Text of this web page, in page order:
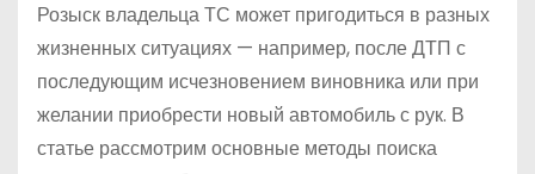
Розыск владельца ТС может пригодиться в разных
жизненных ситуациях — например, после ДТП с
последующим исчезновением виновника или при
желании приобрести новый автомобиль с рук. В
статье рассмотрим основные методы поиска